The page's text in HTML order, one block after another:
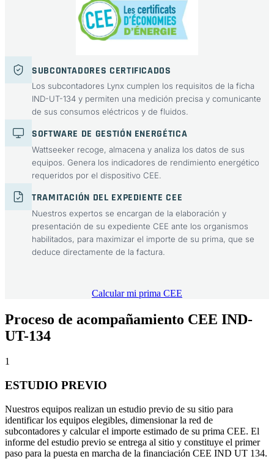
SUBCONTADORES CERTIFICADOS
Los subcontadores Lynx cumplen los requisitos de la ficha
IND-UT-134 y permiten una medición precisa y comunicante
de sus consumos eléctricos y de fluidos.
SOFTWARE DE GESTIÓN ENERGÉTICA
Wattseeker recoge, almacena y analiza los datos de sus
equipos. Genera los indicadores de rendimiento energético
requeridos por el dispositivo CEE.
TRAMITACIÓN DEL EXPEDIENTE CEE
Nuestros expertos se encargan de la elaboración y
presentación de su expediente CEE ante los organismos
habilitados, para maximizar el importe de su prima, que se
deduce directamente de la factura.
Calcular mi prima CEE
Proceso de acompañamiento CEE IND-
UT-134
1
ESTUDIO PREVIO
Nuestros equipos realizan un estudio previo de su sitio para
identificar los equipos elegibles, dimensionar la red de
subcontadores y calcular el importe estimado de su prima CEE. El
informe del estudio previo se entrega al sitio y constituye el primer
paso para la puesta en marcha de la financiación CEE IND UT 134.